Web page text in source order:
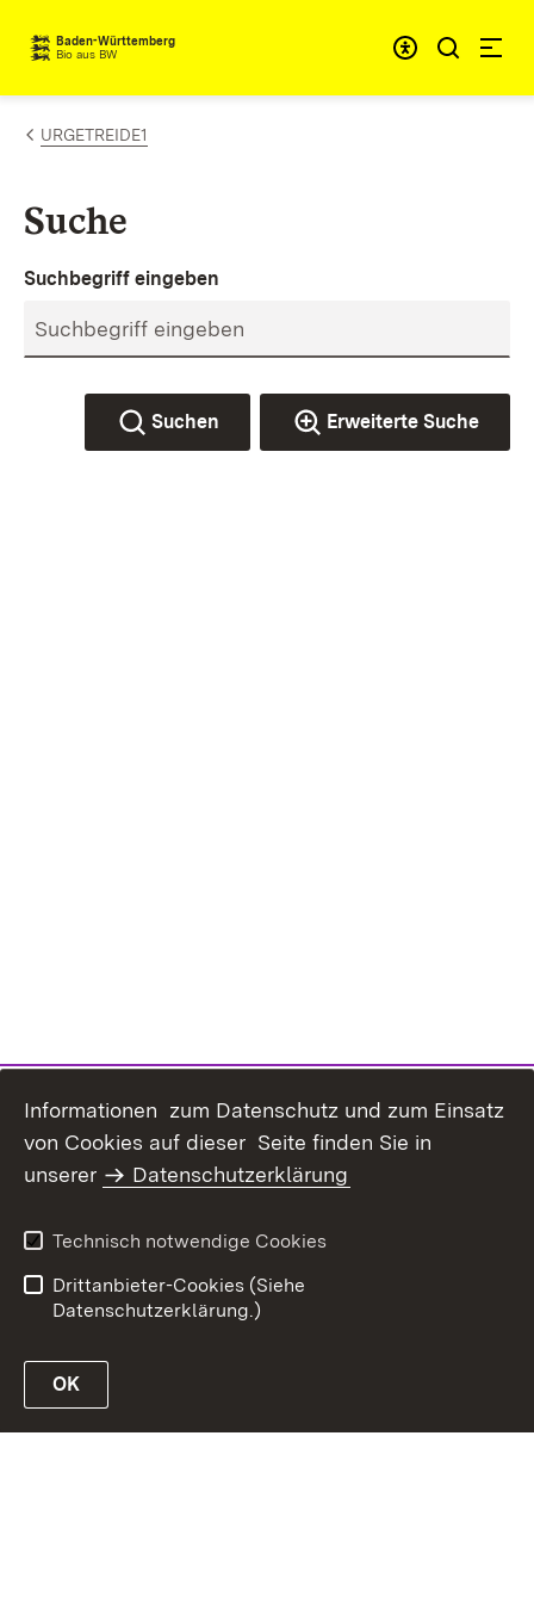
Zum Inhalt springen
Baden-Württemberg
Bio aus BW
URGETREIDE1
Suche
Suchbegriff eingeben
Suchen Erweiterte Suche
Link zur Website des MLR Baden-Württemberg
Barrierefreiheit
Informationen zum Datenschutz und zum Einsatz
von Cookies auf dieser Seite finden Sie in
unserer
Datenschutzerklärung
Technisch notwendige Cookies
Drittanbieter-Cookies (Siehe
Datenschutzerklärung.)
OK